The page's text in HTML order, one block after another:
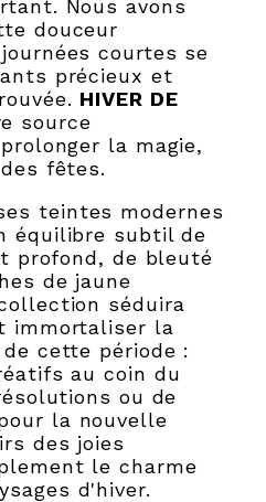
Nous avons
douceur
courtes se
précieux et
HIVER DE
source
la magie,
fêtes.
teintes modernes
équilibre subtil de
profond, de bleuté
de jaune
séduira
immortaliser la
cette période :
au coin du
ou de
la nouvelle
des joies
le charme
d'hiver.